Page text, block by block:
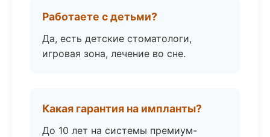
Работаете с детьми?
Да, есть детские стоматологи,
игровая зона, лечение во сне.
Какая гарантия на импланты?
До 10 лет на системы премиум-